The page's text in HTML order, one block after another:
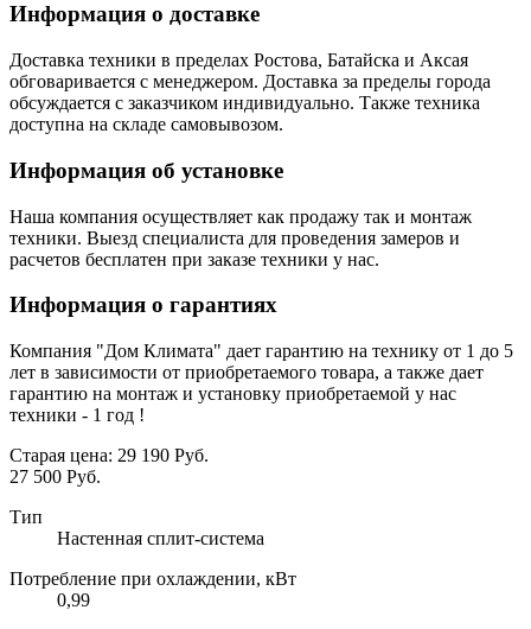
Информация о доставке
Доставка техники в пределах Ростова, Батайска и Аксая
обговаривается с менеджером. Доставка за пределы города
обсуждается с заказчиком индивидуально. Также техника
доступна на складе самовывозом.
Информация об установке
Наша компания осуществляет как продажу так и монтаж
техники. Выезд специалиста для проведения замеров и
расчетов бесплатен при заказе техники у нас.
Информация о гарантиях
Компания "Дом Климата" дает гарантию на технику от 1 до 5
лет в зависимости от приобретаемого товара, а также дает
гарантию на монтаж и установку приобретаемой у нас
техники - 1 год !
Старая цена: 29 190 Руб.
27 500 Руб.
Тип
Настенная сплит-система
Потребление при охлаждении, кВт
0,99